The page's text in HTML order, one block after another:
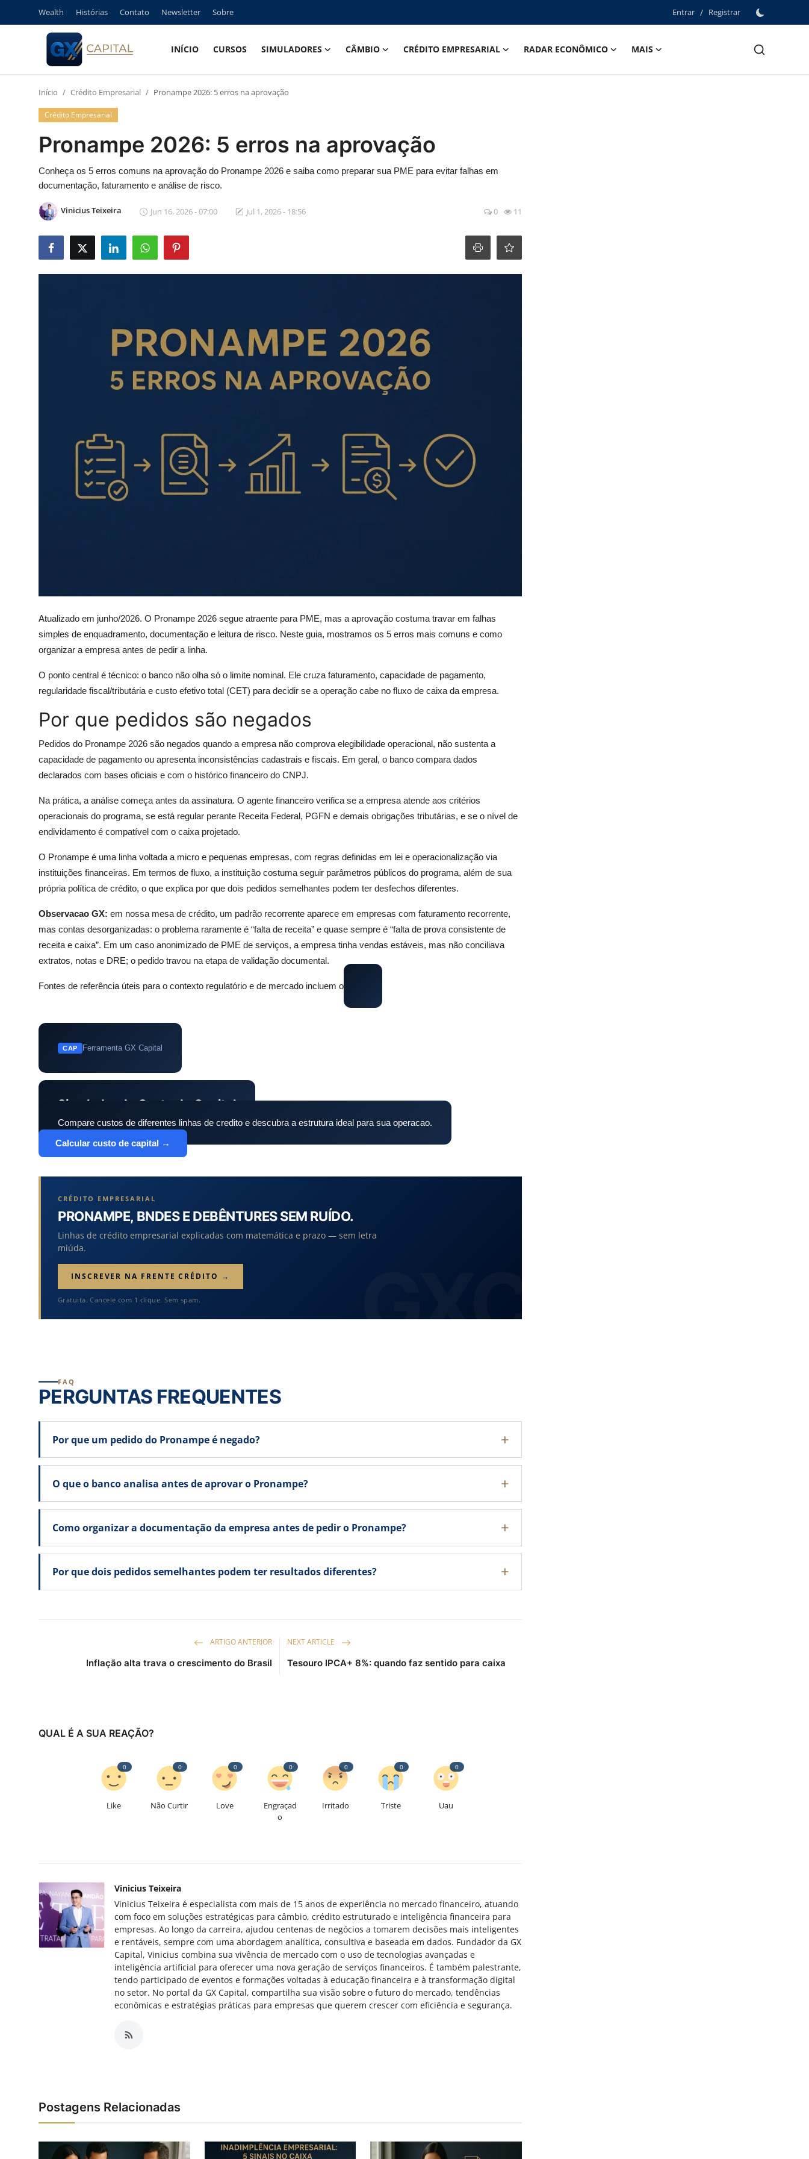
Wealth Histórias Contato Newsletter Sobre Entrar / Registrar
INÍCIO CURSOS SIMULADORES CÂMBIO CRÉDITO EMPRESARIAL RADAR ECONÔMICO
MAIS
Entrar
Wealth
Histórias
Início Crédito Empresarial Pronampe 2026: 5 erros na aprovação
Crédito Empresarial
Pronampe 2026: 5 erros na aprovação
Conheça os 5 erros comuns na aprovação do Pronampe 2026 e saiba como preparar sua PME para evitar falhas em
documentação, faturamento e análise de risco.
Vinicius Teixeira Jun 16, 2026 - 07:00 Jul 1, 2026 - 18:56 0 11
Atualizado em junho/2026. O Pronampe 2026 segue atraente para PME, mas a aprovação costuma travar em falhas
simples de enquadramento, documentação e leitura de risco. Neste guia, mostramos os 5 erros mais comuns e como
organizar a empresa antes de pedir a linha.
O ponto central é técnico: o banco não olha só o limite nominal. Ele cruza faturamento, capacidade de pagamento,
regularidade fiscal/tributária e custo efetivo total (CET) para decidir se a operação cabe no fluxo de caixa da empresa.
Por que pedidos são negados
Pedidos do Pronampe 2026 são negados quando a empresa não comprova elegibilidade operacional, não sustenta a
capacidade de pagamento ou apresenta inconsistências cadastrais e fiscais. Em geral, o banco compara dados
declarados com bases oficiais e com o histórico financeiro do CNPJ.
Na prática, a análise começa antes da assinatura. O agente financeiro verifica se a empresa atende aos critérios
operacionais do programa, se está regular perante Receita Federal, PGFN e demais obrigações tributárias, e se o nível de
endividamento é compatível com o caixa projetado.
O Pronampe é uma linha voltada a micro e pequenas empresas, com regras definidas em lei e operacionalização via
instituições financeiras. Em termos de fluxo, a instituição costuma seguir parâmetros públicos do programa, além de sua
própria política de crédito, o que explica por que dois pedidos semelhantes podem ter desfechos diferentes.
Observacao GX: em nossa mesa de crédito, um padrão recorrente aparece em empresas com faturamento recorrente,
mas contas desorganizadas: o problema raramente é “falta de receita” e quase sempre é “falta de prova consistente de
receita e caixa”. Em um caso anonimizado de PME de serviços, a empresa tinha vendas estáveis, mas não conciliava
extratos, notas e DRE; o pedido travou na etapa de validação documental.
Fontes de referência úteis para o contexto regulatório e de mercado incluem o
CAP Ferramenta GX Capital
Simulador de Custo de Capital
Compare custos de diferentes linhas de credito e descubra a estrutura ideal para sua operacao.
Calcular custo de capital →
CRÉDITO EMPRESARIAL
PRONAMPE, BNDES E DEBÊNTURES SEM RUÍDO.
Linhas de crédito empresarial explicadas com matemática e prazo — sem letra
miúda.
INSCREVER NA FRENTE CRÉDITO →
Gratuita. Cancele com 1 clique. Sem spam.
FAQ
PERGUNTAS FREQUENTES
Por que um pedido do Pronampe é negado?
O que o banco analisa antes de aprovar o Pronampe?
Como organizar a documentação da empresa antes de pedir o Pronampe?
Por que dois pedidos semelhantes podem ter resultados diferentes?
ARTIGO ANTERIOR
Inflação alta trava o crescimento do Brasil
NEXT ARTICLE
Tesouro IPCA+ 8%: quando faz sentido para caixa
QUAL É A SUA REAÇÃO?
Like
0
Não Curtir
0
Love
0
Engraçad
o
0
Irritado
0
Triste
0
Uau
0
Vinicius Teixeira
Vinicius Teixeira é especialista com mais de 15 anos de experiência no mercado financeiro, atuando
com foco em soluções estratégicas para câmbio, crédito estruturado e inteligência financeira para
empresas. Ao longo da carreira, ajudou centenas de negócios a tomarem decisões mais inteligentes
e rentáveis, sempre com uma abordagem analítica, consultiva e baseada em dados. Fundador da GX
Capital, Vinicius combina sua vivência de mercado com o uso de tecnologias avançadas e
inteligência artificial para oferecer uma nova geração de serviços financeiros. É também palestrante,
tendo participado de eventos e formações voltadas à educação financeira e à transformação digital
no setor. No portal da GX Capital, compartilha sua visão sobre o futuro do mercado, tendências
econômicas e estratégias práticas para empresas que querem crescer com eficiência e segurança.
Postagens Relacionadas